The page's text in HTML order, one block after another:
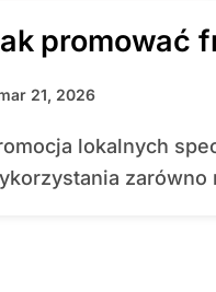
promować
21, 2026
zarówno